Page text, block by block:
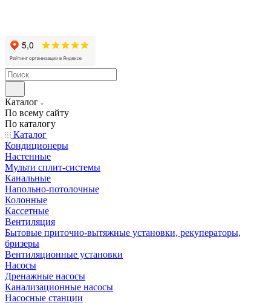
Каталог
По всему сайту
По каталогу
Каталог
Кондиционеры
Настенные
Мульти сплит-системы
Канальные
Напольно-потолочные
Колонные
Кассетные
Вентиляция
Бытовые приточно-вытяжные установки, рекуператоры,
бризеры
Вентиляционные установки
Насосы
Дренажные насосы
Канализационные насосы
Насосные станции